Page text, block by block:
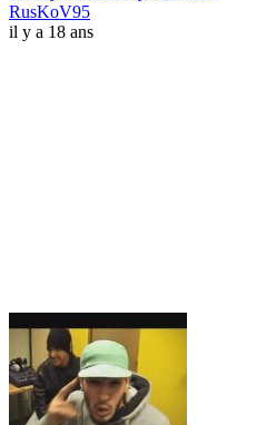
RusKoV95
il y a 18 ans